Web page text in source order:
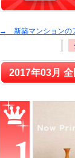
→ 新築マンションの
2017年03月